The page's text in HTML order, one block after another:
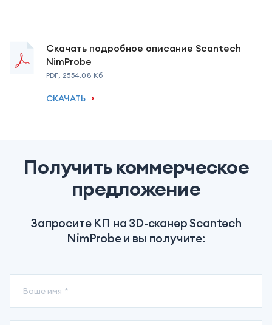
Скачать подробное описание Scantech
NimProbe
PDF, 2554.08 Кб
СКАЧАТЬ
Получить коммерческое
предложение
Запросите КП на 3D-сканерScantech
NimProbeи вы получите: